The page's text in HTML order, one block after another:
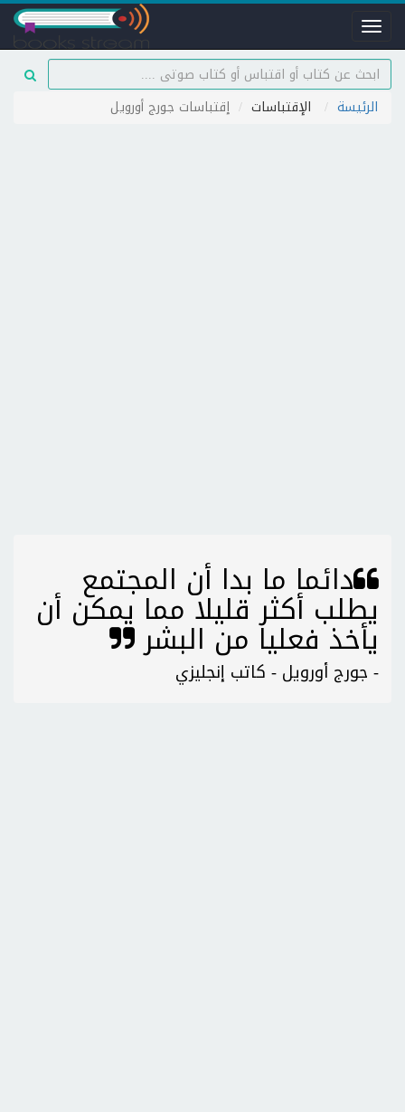
Toggle
navigation
الرئيسة الإقتباسات إقتباسات جورج أورويل
دائما ما بدا أن المجتمع
يطلب أكثر قليلا مما يمكن أن
يأخذ فعليا من البشر
- جورج أورويل - كاتب إنجليزي